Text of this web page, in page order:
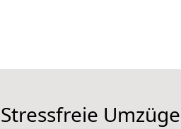
Stressfreie